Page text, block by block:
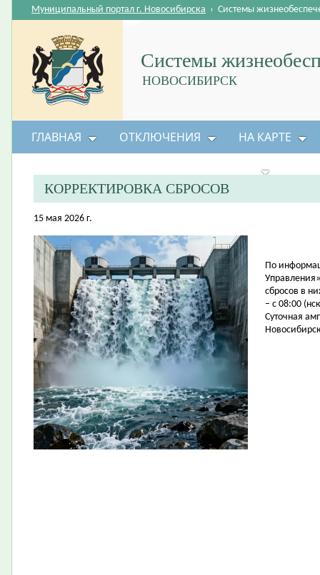
Системы
НОВОСИБИРСК
Муниципальный портал г. Новосибирска › Системы
ГЛАВНАЯ ОТКЛЮЧЕНИЯ НА КАРТЕ
КОРРЕКТИРОВКА СБРОСОВ
15 мая 2026 г.
По
сбросов в
– с 08:00
Суточная